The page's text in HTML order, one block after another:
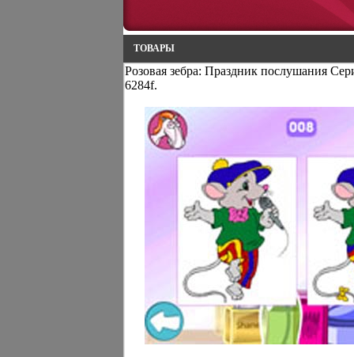
ТОВАРЫ
Розовая зебра: Праздник послушания
6284f.